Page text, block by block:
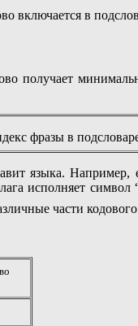
включается в
получает
фразы в
языка. Например,
символ
части